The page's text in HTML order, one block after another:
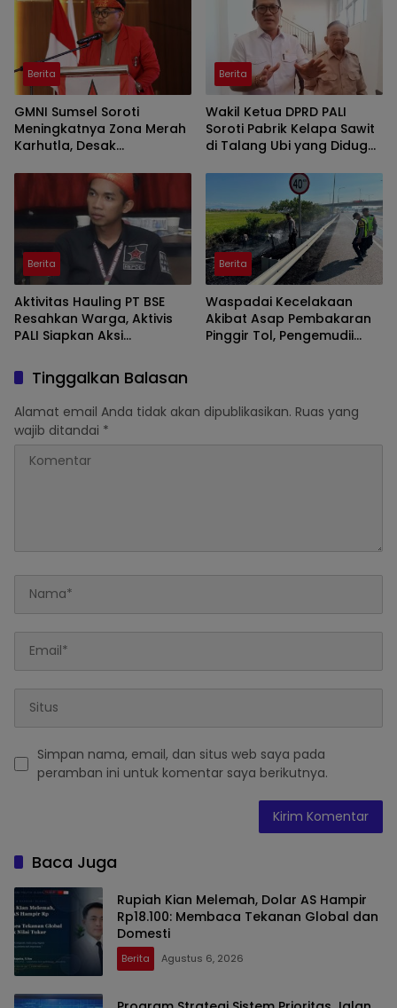
Berita
GMNI Sumsel Soroti
Meningkatnya Zona Merah
Karhutla, Desak
Mitigasi dan Penegakan
Berita
Wakil Ketua DPRD PALI
Soroti Pabrik Kelapa Sawit
di Talang Ubi yang Diduga
Berita
Aktivitas Hauling PT BSE
Resahkan Warga, Aktivis
PALI Siapkan Aksi
Gubernur
Berita
Waspadai Kecelakaan
Akibat Asap Pembakaran
Pinggir Tol, Pengemudii
Tinggalkan Balasan
Alamat email Anda tidak akan dipublikasikan. Ruas yang
wajib ditandai *
Simpan nama, email, dan situs web saya pada
peramban ini untuk komentar saya berikutnya.
Baca Juga
Rupiah Kian Melemah, Dolar AS Hampir
Rp18.100: Membaca Tekanan Global dan
Domesti
Berita Agustus 6, 2026